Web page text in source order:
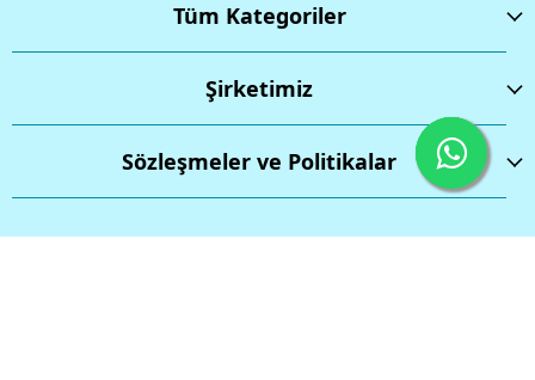
Tüm Kategoriler
Şirketimiz
Sözleşmeler ve Politikalar